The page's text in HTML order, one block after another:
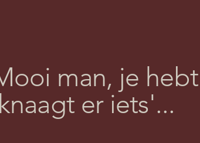
man, je
er iets'...